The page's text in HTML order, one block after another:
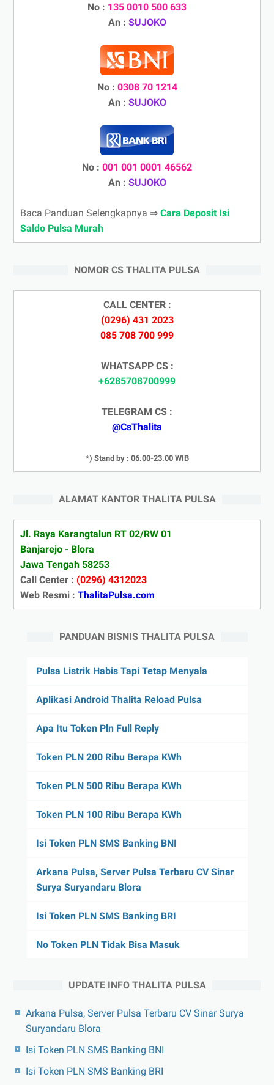
No : 135 0010 500 633
An : SUJOKO
No : 0308 70 1214
An : SUJOKO
No : 001 001 0001 46562
An : SUJOKO
Baca Panduan Selengkapnya ⇒ Cara Deposit Isi
Saldo Pulsa Murah
NOMOR CS THALITA PULSA
CALL CENTER :
(0296) 431 2023
085 708 700 999
WHATSAPP CS :
+6285708700999
TELEGRAM CS :
@CsThalita
*) Stand by : 06.00-23.00 WIB
ALAMAT KANTOR THALITA PULSA
Jl. Raya Karangtalun RT 02/RW 01
Banjarejo - Blora
Jawa Tengah 58253
Call Center : (0296) 4312023
Web Resmi : ThalitaPulsa.com
PANDUAN BISNIS THALITA PULSA
Pulsa Listrik Habis Tapi Tetap Menyala
Aplikasi Android Thalita Reload Pulsa
Apa Itu Token Pln Full Reply
Token PLN 200 Ribu Berapa KWh
Token PLN 500 Ribu Berapa KWh
Token PLN 100 Ribu Berapa KWh
Isi Token PLN SMS Banking BNI
Arkana Pulsa, Server Pulsa Terbaru CV Sinar
Surya Suryandaru Blora
Isi Token PLN SMS Banking BRI
No Token PLN Tidak Bisa Masuk
UPDATE INFO THALITA PULSA
Arkana Pulsa, Server Pulsa Terbaru CV Sinar Surya
Suryandaru Blora
Isi Token PLN SMS Banking BNI
Isi Token PLN SMS Banking BRI